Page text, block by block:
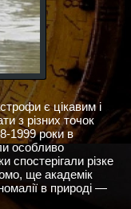
є цікавим і
з різних точок
1999 роки в
особливо
спостерігали різке
ще академік
в природі —